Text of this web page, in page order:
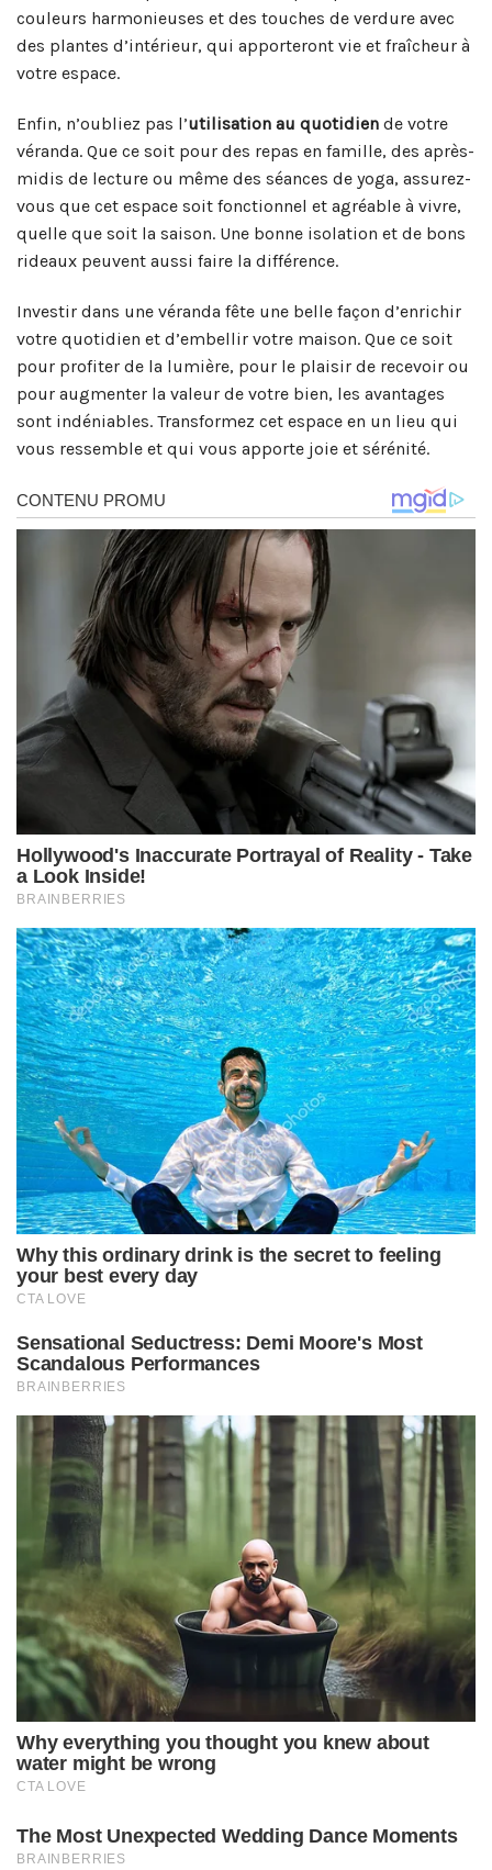
couleurs harmonieuses et des touches de verdure avec
des plantes d’intérieur, qui apporteront vie et fraîcheur à
votre espace.
Enfin, n’oubliez pas l’utilisation au quotidien de votre
véranda. Que ce soit pour des repas en famille, des après-
midis de lecture ou même des séances de yoga, assurez-
vous que cet espace soit fonctionnel et agréable à vivre,
quelle que soit la saison. Une bonne isolation et de bons
rideaux peuvent aussi faire la différence.
Investir dans une véranda fête une belle façon d’enrichir
votre quotidien et d’embellir votre maison. Que ce soit
pour profiter de la lumière, pour le plaisir de recevoir ou
pour augmenter la valeur de votre bien, les avantages
sont indéniables. Transformez cet espace en un lieu qui
vous ressemble et qui vous apporte joie et sérénité.